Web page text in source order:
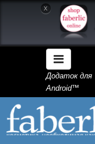
X
Додаток для
Android™